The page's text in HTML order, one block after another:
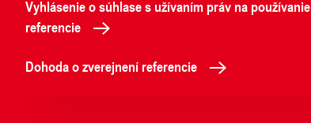
Vyhlásenie o súhlase s užívaním práv na používanie
referencie
Dohoda o zverejnení referencie